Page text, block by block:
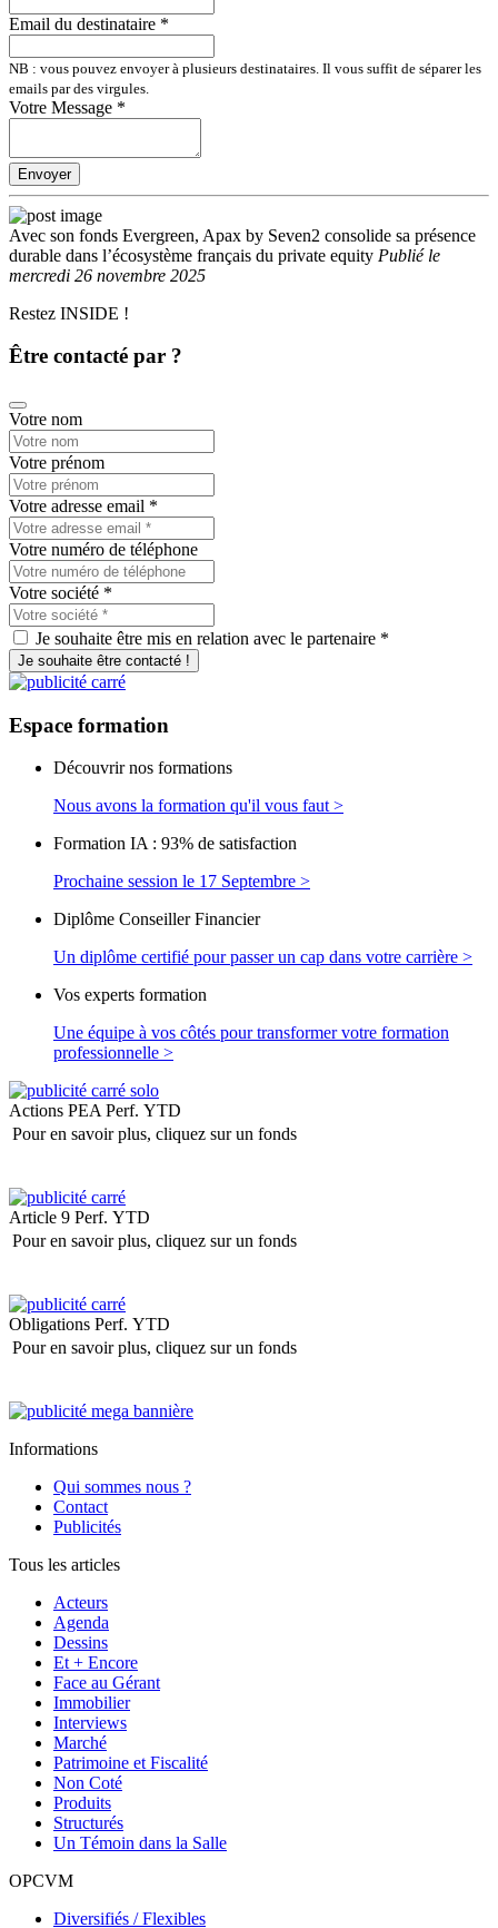
Email du destinataire *
NB : vous pouvez envoyer à plusieurs destinataires. Il vous suffit de séparer les
emails par des virgules.
Votre Message *
Envoyer
Avec son fonds Evergreen, Apax by Seven2 consolide sa présence
durable dans l’écosystème français du private equity Publiéle
mercredi 26 novembre 2025
Restez INSIDE !
Être contacté par ?
Votre nom
Votre prénom
Votre adresse email *
Votre numéro de téléphone
Votre société *
Je souhaite être mis en relation avec le partenaire *
Je souhaite être contacté !
Espace formation
Découvrir nos formations
Nous avons la formation qu'il vous faut >
Formation IA : 93% de satisfaction
Prochaine session le 17 Septembre >
Diplôme Conseiller Financier
Un diplôme certifié pour passer un cap dans votre carrière >
Vos experts formation
Une équipe à vos côtés pour transformer votre formation
professionnelle >
Actions PEA Perf. YTD
Pour en savoir plus, cliquez sur un fonds
Article 9 Perf. YTD
Pour en savoir plus, cliquez sur un fonds
Obligations Perf. YTD
Pour en savoir plus, cliquez sur un fonds
Informations
Qui sommes nous ?
Contact
Publicités
Tous les articles
Acteurs
Agenda
Dessins
Et + Encore
Face au Gérant
Immobilier
Interviews
Marché
Patrimoine et Fiscalité
Non Coté
Produits
Structurés
Un Témoin dans la Salle
OPCVM
Diversifiés / Flexibles